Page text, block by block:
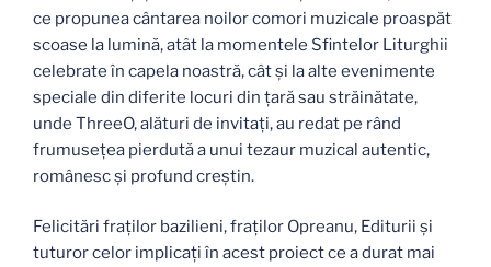
ce propunea cântarea noilor comori muzicale proaspăt
scoase la lumină, atât la momentele Sfintelor Liturghii
celebrate în capela noastră, cât și la alte evenimente
speciale din diferite locuri din țară sau străinătate,
unde ThreeO, alături de invitați, au redat pe rând
frumusețea pierdută a unui tezaur muzical autentic,
românesc și profund creștin.
Felicitări fraților bazilieni, fraților Opreanu, Editurii și
tuturor celor implicați în acest proiect ce a durat mai